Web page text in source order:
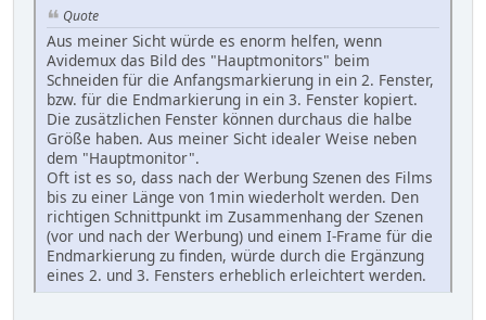
Quote
Aus meiner Sicht würde es enorm helfen, wenn
Avidemux das Bild des "Hauptmonitors" beim
Schneiden für die Anfangsmarkierung in ein 2. Fenster,
bzw. für die Endmarkierung in ein 3. Fenster kopiert.
Die zusätzlichen Fenster können durchaus die halbe
Größe haben. Aus meiner Sicht idealer Weise neben
dem "Hauptmonitor".
Oft ist es so, dass nach der Werbung Szenen des Films
bis zu einer Länge von 1min wiederholt werden. Den
richtigen Schnittpunkt im Zusammenhang der Szenen
(vor und nach der Werbung) und einem I-Frame für die
Endmarkierung zu finden, würde durch die Ergänzung
eines 2. und 3. Fensters erheblich erleichtert werden.